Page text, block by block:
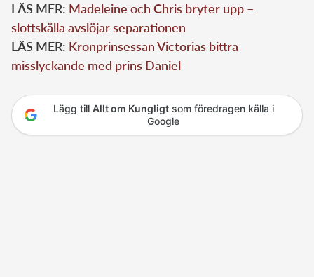
LÄS MER: Madeleine och Chris bryter upp –
slottskälla avslöjar separationen
LÄS MER: Kronprinsessan Victorias bittra
misslyckande med prins Daniel
Lägg till Allt om Kungligtsom föredragen källa i
Google